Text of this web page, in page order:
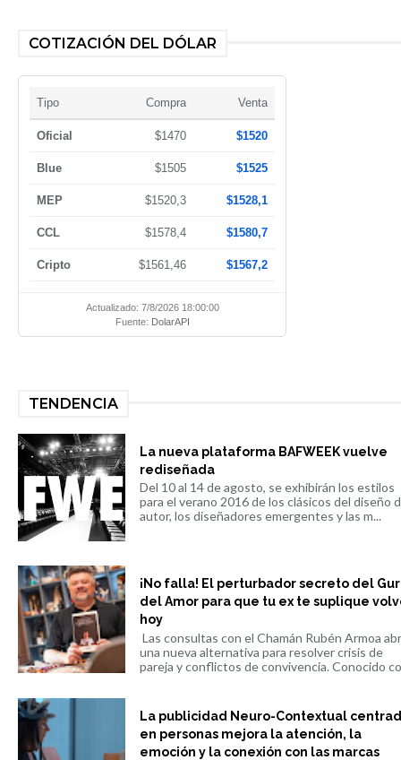
COTIZACIÓN DEL DÓLAR
Tipo Compra Venta
Oficial $1470 $1520
Blue $1505 $1525
MEP $1520,3 $1528,1
CCL $1578,4 $1580,7
Cripto $1561,46 $1567,2
Actualizado: 7/8/2026 18:00:00
Fuente: DolarAPI
TENDENCIA
La nueva plataforma BAFWEEK vuelve
rediseñada
Del 10 al 14 de agosto, se exhibirán los estilos
para el verano 2016 de los clásicos del diseño
autor, los diseñadores emergentes y las m...
¡No falla! El perturbador secreto del
del Amor para que tu ex te suplique
hoy
Las consultas con el Chamán Rubén Armoa
una nueva alternativa para resolver crisis de
pareja y conflictos de convivencia. Conocido
La publicidad Neuro-Contextual
en personas mejora la atención, la
emoción y la conexión con las marcas